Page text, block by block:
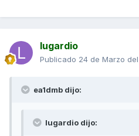
lugardio
Publicado 24 de Marzo del
ea1dmb dijo:
lugardio dijo: